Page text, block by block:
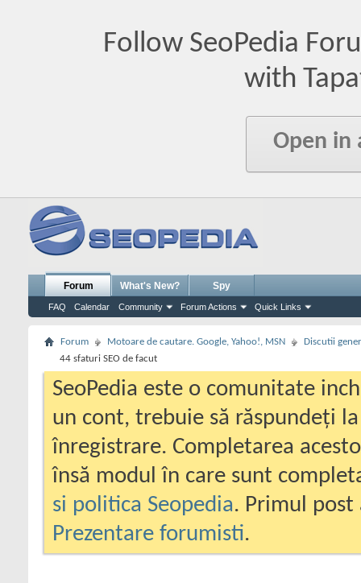
Follow SeoPedia
with
Open in
Forum
FAQ Calendar Community Forum Actions Quick Links
What's New? Spy
Forum Motoare de cautare. Google, Yahoo!, MSN
Discutii
44 sfaturi SEO de facut
SeoPedia este o comunitate
un cont, trebuie să răspundeți
înregistrare. Completarea
însă modul în care sunt
si politica Seopedia. Primul
Prezentare forumisti.